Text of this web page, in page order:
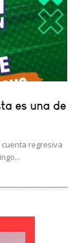
es una de
cuenta regresiva